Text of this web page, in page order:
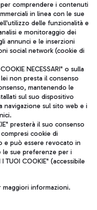
a direzione e
di Roma 13032990155 P.
1 - 00054 Fiumicino (RM)
legali
comprendere i contenuti
in linea con le sue
delle funzionalità e
e monitoraggio dei
annunci e le inserzioni
social network (cookie di
NECESSARI" o sulla
non presta il consenso
mantenendo le
sul suo dispositivo
navigazione sul sito web e i
presterà il suo consenso
cookie di
e può essere revocato in
le sue preferenze per i
TUOI COOKIE" (accessibile
informazioni.